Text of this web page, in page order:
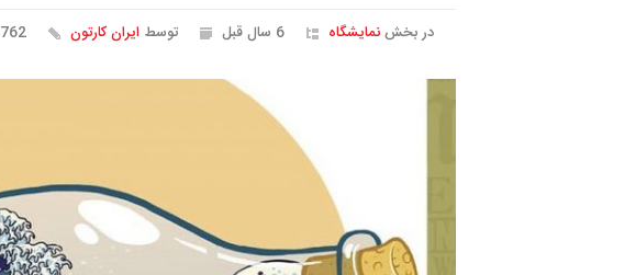
در بخشنمایشگاه 6 سال قبل توسط ایران کارتون 762 بازدید